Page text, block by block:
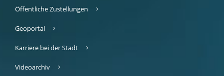
Öffentliche Zustellungen
Geoportal
Karriere bei der Stadt
Videoarchiv